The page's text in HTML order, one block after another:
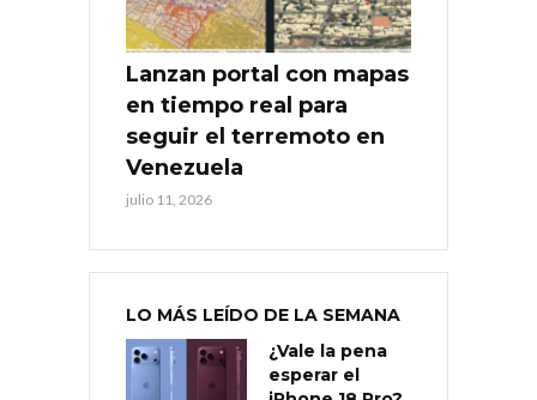
Lanzan portal con mapas
en tiempo real para
seguir el terremoto en
Venezuela
julio 11, 2026
LO MÁS LEÍDO DE LA SEMANA
¿Vale la pena
esperar el